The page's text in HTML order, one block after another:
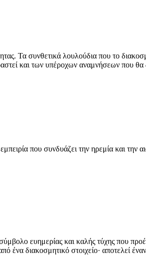
Τα συνθετικά λουλούδια που το
και των υπέροχων αναμνήσεων που θα
που συνδυάζει την ηρεμία και την
ευημερίας και καλής τύχης που
ένα διακοσμητικό στοιχείο· αποτελεί